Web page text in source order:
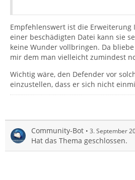
Empfehlenswert ist die Erweiterung
einer beschädigten Datei kann sie
keine Wunder vollbringen. Da
mir dem man vielleicht zumindest
Wichtig wäre, den Defender vor
einzustellen, dass er sich nicht
Community-Bot 3. September
Hat das Thema geschlossen.